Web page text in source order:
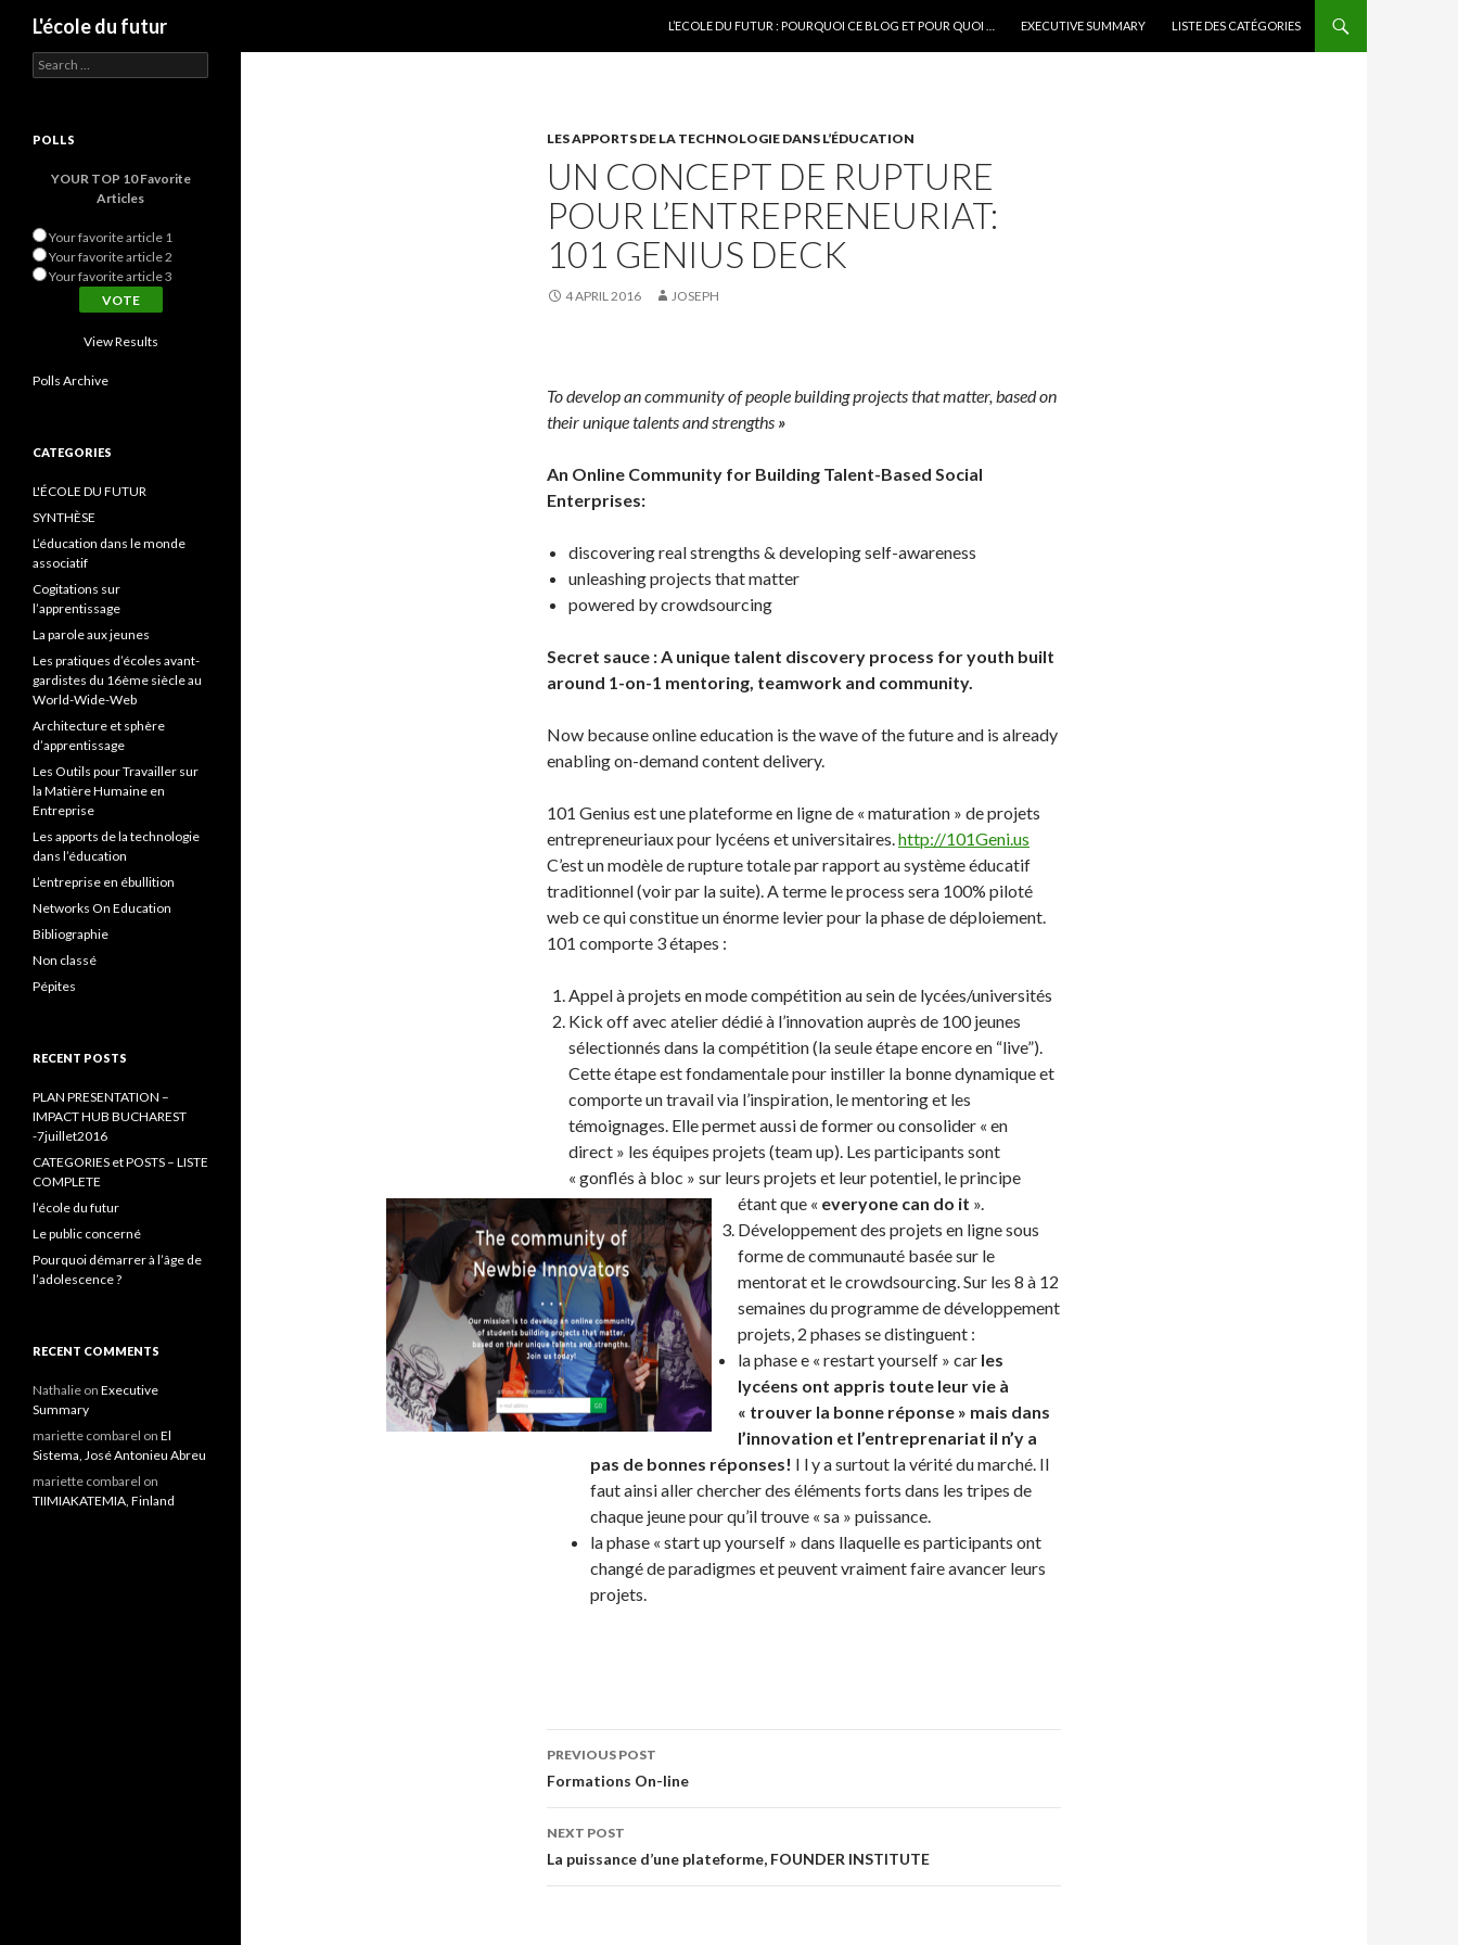
L'école du futur
L’ECOLE DU FUTUR : POURQUOI CE BLOG ET POUR QUOI …
EXECUTIVE SUMMARY LISTE DES CATÉGORIES
LES APPORTS DE LA TECHNOLOGIE DANS L’ÉDUCATION
UN CONCEPT DE RUPTURE
POUR L’ENTREPRENEURIAT:
101 GENIUS DECK
4 APRIL 2016 JOSEPH
Todevelopancommunityof people buildingprojectsthatmatter, basedon
theirunique talents andstrengths »
An Online Community for Building Talent-Based Social
Enterprises:
discovering real strengths & developing self-awareness
unleashing projects that matter
powered by crowdsourcing
Secret sauce : A unique talent discovery process foryouth built
around 1-on-1 mentoring, teamwork and community.
Now because online education is the wave of the future and is already
enabling on-demand content delivery.
101 Genius est une plateforme en ligne de « maturation » de projets
entrepreneuriaux pour lycéens et universitaires.http://101Geni.us
C’est un modèle de rupture totale par rapport au système éducatif
traditionnel (voir par la suite). A terme le process sera 100% piloté
web ce qui constitue un énorme levier pour la phase de déploiement.
101 comporte 3 étapes :
Appel à projets en mode compétition au sein de lycées/universités
Kick off avec atelier dédié à l’innovation auprès de 100 jeunes
sélectionnés dans la compétition (la seule étape encore en “live”).
Cette étape est fondamentale pour instiller la bonne dynamique et
comporte un travail via l’inspiration, le mentoring et les
témoignages. Elle permet aussi de former ou consolider « en
direct » les équipes projets (team up). Les participants sont
« gonflés à bloc » sur leurs projets et leur potentiel, le principe
étant que « everyone can do it ».
Développement des projets en ligne sous
forme de communauté basée sur le
mentorat et le crowdsourcing. Sur les 8 à 12
semaines du programme de développement
projets, 2 phases se distinguent :
la phase e « restart yourself » car les
lycéens ont appris toute leur vie à
« trouver la bonne réponse » mais dans
l’innovation et l’entreprenariat il n’y a
pas de bonnes réponses! I l y a surtout la vérité du marché. Il
faut ainsi aller chercher des éléments forts dans les tripes de
chaque jeune pour qu’il trouve « sa » puissance.
la phase « start up yourself » dans llaquelle es participants ont
changé de paradigmes et peuvent vraiment faire avancer leurs
projets.
Post navigation
PREVIOUS POST
Formations On-line
NEXT POST
La puissance d’une plateforme, FOUNDER INSTITUTE
Search for:
POLLS
YOUR TOP 10 Favorite
Articles
Your favorite article 1
Your favorite article 2
Your favorite article 3
View Results
Polls Archive
CATEGORIES
L'ÉCOLE DU FUTUR
SYNTHÈSE
L’éducation dans le monde
associatif
Cogitations sur
l’apprentissage
La parole aux jeunes
Les pratiques d’écoles avant-
gardistes du 16ème siècle au
World-Wide-Web
Architecture et sphère
d’apprentissage
Les Outils pour Travailler sur
la Matière Humaine en
Entreprise
Les apports de la technologie
dans l’éducation
L’entreprise en ébullition
Networks On Education
Bibliographie
Non classé
Pépites
RECENT POSTS
PLAN PRESENTATION –
IMPACT HUB BUCHAREST
-7juillet2016
CATEGORIES et POSTS – LISTE
COMPLETE
l’école du futur
Le public concerné
Pourquoi démarrer à l’âge de
l’adolescence ?
RECENT COMMENTS
Nathalie on Executive
Summary
mariette combarel on El
Sistema, José Antonieu Abreu
mariette combarel on
TIIMIAKATEMIA, Finland